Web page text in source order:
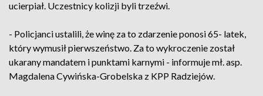
ucierpiał. Uczestnicy kolizji byli trzeźwi.
- Policjanci ustalili, że winę za to zdarzenie ponosi 65- latek,
który wymusił pierwszeństwo. Za to wykroczenie został
ukarany mandatem i punktami karnymi - informuje mł. asp.
Magdalena Cywińska-Grobelska z KPP Radziejów.